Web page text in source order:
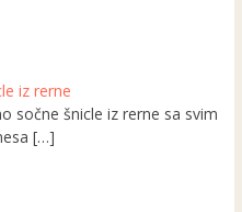
iz rerne
sočne šnicle iz rerne sa svim
[…]